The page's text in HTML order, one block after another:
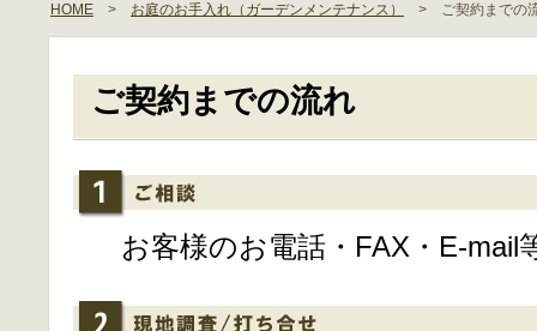
HOME > お庭のお手入れ（ガーデンメンテナンス） > ご契約までの
ご契約までの流れ
お客様のお電話・FAX・E-mail